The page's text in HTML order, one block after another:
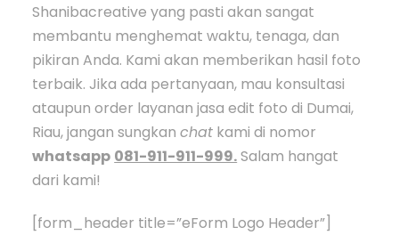
Shanibacreative yang pasti akan sangat
membantu menghemat waktu, tenaga, dan
pikiran Anda. Kami akan memberikan hasil foto
terbaik. Jika ada pertanyaan, mau konsultasi
ataupun order layanan jasa edit foto di Dumai,
Riau, jangan sungkanchat kami di nomor
whatsapp 081-911-911-999.Salam hangat
dari kami!
[form_header title=”eForm Logo Header”]